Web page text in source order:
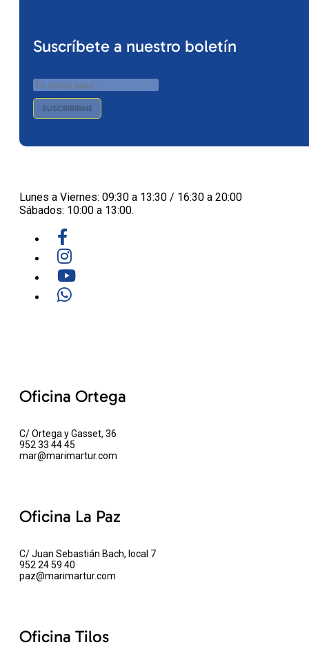
Suscríbete a nuestro boletín
SUSCRIBIRME
Lunes a Viernes: 09:30 a 13:30 / 16:30 a 20:00
Sábados: 10:00 a 13:00.
Oficina Ortega
C/ Ortega y Gasset, 36
952 33 44 45
mar@marimartur.com
Oficina La Paz
C/ Juan Sebastián Bach, local 7
952 24 59 40
paz@marimartur.com
Oficina Tilos